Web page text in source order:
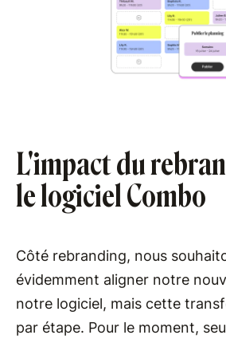
L'impact du
le logiciel Combo
Côté rebranding, nous
évidemment aligner notre
notre logiciel, mais cette
par étape. Pour le moment,